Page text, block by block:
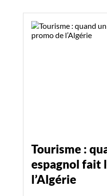
Tourisme :
espagnol fait
l’Algérie